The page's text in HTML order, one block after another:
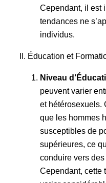
Cependant, il est
tendances ne
individus.
II. Éducation et
Niveau
peuvent varier
et hétérosexuels.
que les hommes
susceptibles de
supérieures, ce
conduire vers
Cependant, cette